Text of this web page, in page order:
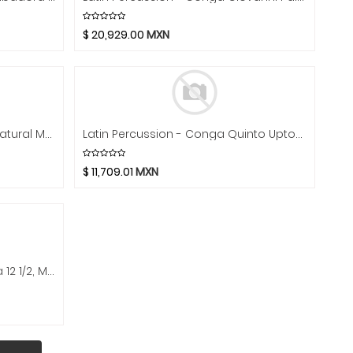
$20,929.00 MXN
Matador - Conga Quinto 11", Natural Mod.M750S-AWC Latin Percussion - Conga Quinto Uptown 11'', Roble Negro Mod.LP1100SA
$11,709.01 MXN
Matador - Conga Tumbadora 12 1/2, Madera Mod.M754S-AWC